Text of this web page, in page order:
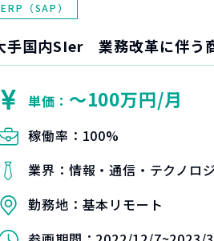
ERP（SAP）
単価： 〜100万円/月
稼働率： 100%
業界： 情報・通信・テクノロ
勤務地： 基本リモート